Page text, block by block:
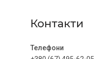
Контакти